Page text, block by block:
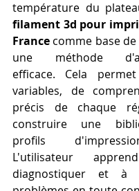
filament 3d pour
France comme base
une méthode
efficace. Cela
variables, de
précis de chaque
construire une
profils
L'utilisateur
diagnostiquer et à